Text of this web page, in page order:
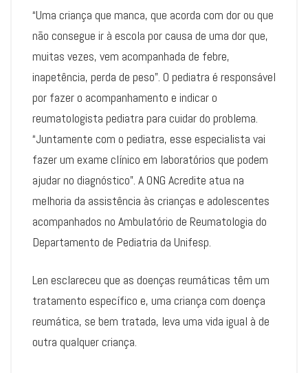
“Uma criança que manca, que acorda com dor ou que
não consegue ir à escola por causa de uma dor que,
muitas vezes, vem acompanhada de febre,
inapetência, perda de peso”. O pediatra é responsável
por fazer o acompanhamento e indicar o
reumatologista pediatra para cuidar do problema.
“Juntamente com o pediatra, esse especialista vai
fazer um exame clínico em laboratórios que podem
ajudar no diagnóstico”. A ONG Acredite atua na
melhoria da assistência às crianças e adolescentes
acompanhados no Ambulatório de Reumatologia do
Departamento de Pediatria da Unifesp.
Len esclareceu que as doenças reumáticas têm um
tratamento específico e, uma criança com doença
reumática, se bem tratada, leva uma vida igual à de
outra qualquer criança.